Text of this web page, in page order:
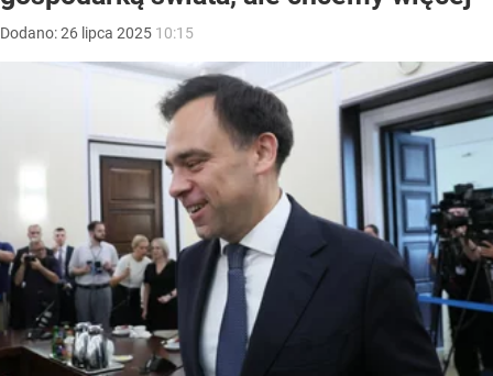
Dodano:26 lipca 2025 10:15